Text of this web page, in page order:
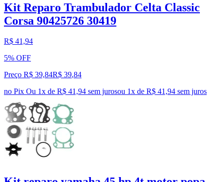
Kit Reparo Trambulador Celta Classic
Corsa 90425726 30419
R$ 41,94
5% OFF
Preço R$ 39,84R$ 39,84
no Pix Ou 1x de R$ 41,94 sem jurosou 1x de R$ 41,94 sem juros